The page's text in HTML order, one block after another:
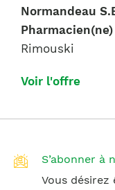
Normandeau
Pharmacien(ne)
Rimouski
Voir l'offre
S’abonner à
Vous